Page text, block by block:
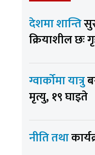
देशमा शान्ति
क्रियाशील छः
ग्वार्कोमा यात्रु
मृत्यु, १९ घाइते
नीति तथा